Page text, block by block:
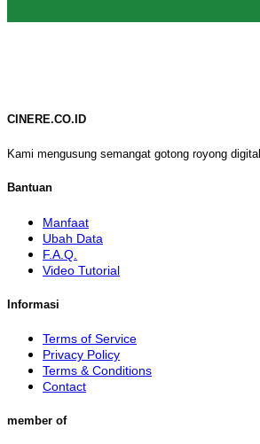
CINERE.CO.ID
Kami mengusung semangat gotong royong
Bantuan
Manfaat
Ubah Data
F.A.Q.
Video Tutorial
Informasi
Terms of Service
Privacy Policy
Terms & Conditions
Contact
member of